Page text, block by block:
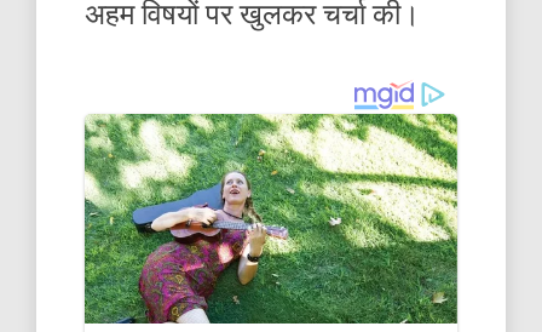
अहम विषयों पर खुलकर चर्चा की।